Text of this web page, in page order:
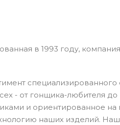
в 1993 году,
- от гонщика-любителя
и ориентированное
наших изделий.